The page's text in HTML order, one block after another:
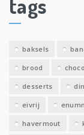
e
v
tags
baksels
brood
desserts
eivrij
havermout